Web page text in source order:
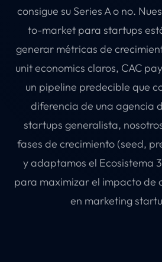
consigue su Series A o no.
to-market para startups
generar métricas de
unit economics claros, CAC
un pipeline predecible que
diferencia de una agencia
startups generalista,
fases de crecimiento (seed,
y adaptamos el Ecosistema
para maximizar el impacto de
en marketing